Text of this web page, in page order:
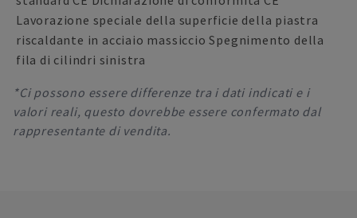
Lavorazione speciale della superficie della piastra
riscaldante in acciaio massiccio Spegnimento della
fila di cilindri sinistra
*Ci possono essere differenze tra i dati indicati e i
valori reali, questo dovrebbe essere confermato dal
rappresentante di vendita.